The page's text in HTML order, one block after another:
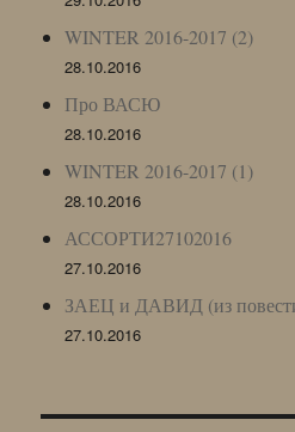
WINTER 2016-2017 (2)
28.10.2016
Про ВАСЮ
28.10.2016
WINTER 2016-2017 (1)
28.10.2016
АССОРТИ27102016
27.10.2016
ЗАЕЦ и ДАВИД (из
27.10.2016